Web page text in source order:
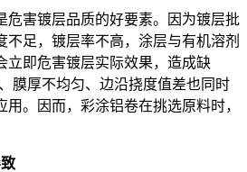
危害镀层品质的好要素。因为镀层批
不足，镀层率不高，涂层与有机溶剂
立即危害镀层实际效果，造成缺
膜厚不均匀、边沿挠度值差也同时
。因而，彩涂铝卷在挑选原料时，